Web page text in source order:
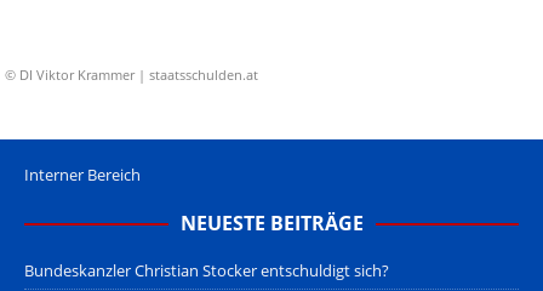
© DI Viktor Krammer | staatsschulden.at
Interner Bereich
NEUESTE BEITRÄGE
Bundeskanzler Christian Stocker entschuldigt sich?